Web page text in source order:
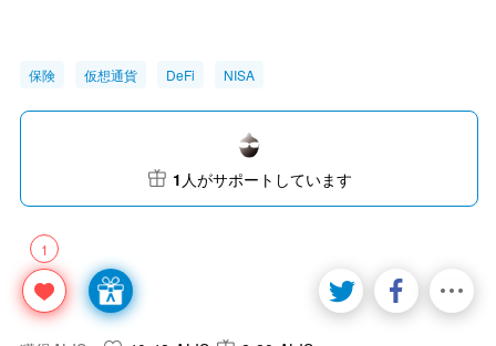
保険 仮想通貨 DeFi NISA
1
1 人がサポートしています